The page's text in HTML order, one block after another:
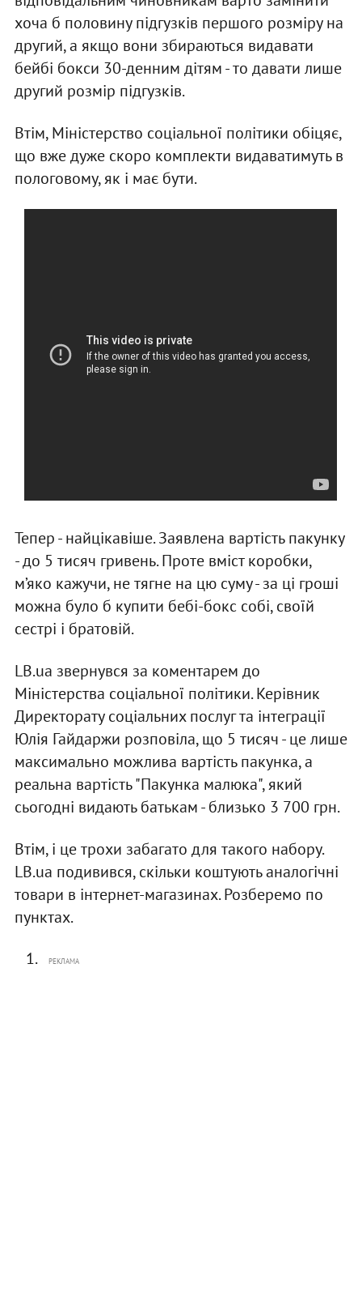
хоча б половину підгузків першого розміру на
другий, а якщо вони збираються видавати
бейбі бокси 30-денним дітям - то давати лише
другий розмір підгузків.
Втім, Міністерство соціальної політики обіцяє,
що вже дуже скоро комплекти видаватимуть в
пологовому, як і має бути.
Тепер - найцікавіше. Заявлена вартість пакунку
- до 5 тисяч гривень. Проте вміст коробки,
м’яко кажучи, не тягне на цю суму - за ці гроші
можна було б купити бебі-бокс собі, своїй
сестрі і братовій.
LB.ua звернувся за коментарем до
Міністерства соціальної політики. Керівник
Директорату соціальних послуг та інтеграції
Юлія Гайдаржи розповіла, що 5 тисяч - це лише
максимально можлива вартість пакунка, а
реальна вартість "Пакунка малюка", який
сьогодні видають батькам - близько 3 700 грн.
Втім, і це трохи забагато для такого набору.
LB.ua подивився, скільки коштують аналогічні
товари в інтернет-магазинах. Розберемо по
пунктах.
РЕКЛАМА